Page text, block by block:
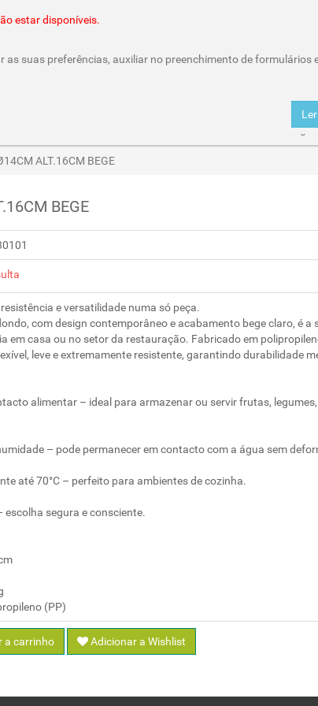
Carro de
Entregas
estar disponíveis.
suas preferências, auxiliar no preenchimento de formulários
ALT.16CM BEGE
BEGE
e versatilidade numa só peça.
com design contemporâneo e acabamento bege claro, é a
em casa ou no setor da restauração. Fabricado em
leve e extremamente resistente, garantindo durabilidade
alimentar – ideal para armazenar ou servir frutas,
– pode permanecer em contacto com a água sem
até 70°C – perfeito para ambientes de cozinha.
escolha segura e consciente.
(PP)
a carrinho Adicionar a Wishlist